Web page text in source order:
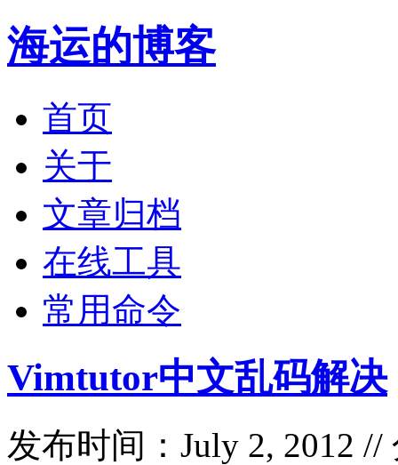
海运的博客
首页
关于
文章归档
在线工具
常用命令
Vimtutor中文乱码解决
发布时间：July 2, 2012 //